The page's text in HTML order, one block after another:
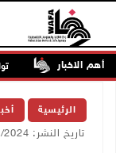
أهم الاخبار
جنين
الرئيسية
تاريخ النشر: 09/07/2024 05:40 ص